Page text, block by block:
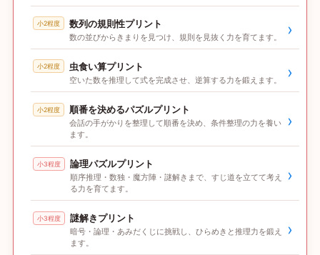
小2程度 数列の規則性プリント
数の並びからきまりを見つけ、規則を見抜く力を育てます。 ›
小2程度 虫食い算プリント
空いた数を推理して式を完成させ、逆算する力を鍛えます。 ›
小2程度 順番を決めるパズルプリント
会話の手がかりを整理して順番を決め、条件整理の力を養い
ます。
›
小3程度 論理パズルプリント
順序推理・数独・魔方陣・謎解きまで、すじ道を立てて考え
る力を育てます。
›
小3程度 謎解きプリント
暗号・論理・あみだくじに挑戦し、ひらめきと推理力を鍛え
ます。
›